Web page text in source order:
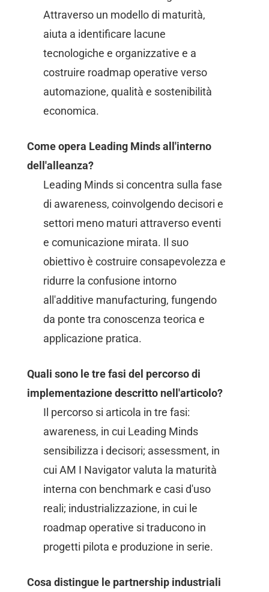
Attraverso un modello di maturità,
aiuta a identificare lacune
tecnologiche e organizzative e a
costruire roadmap operative verso
automazione, qualità e sostenibilità
economica.
Come opera Leading Minds all'interno
dell'alleanza?
Leading Minds si concentra sulla fase
di awareness, coinvolgendo decisori e
settori meno maturi attraverso eventi
e comunicazione mirata. Il suo
obiettivo è costruire consapevolezza e
ridurre la confusione intorno
all'additive manufacturing, fungendo
da ponte tra conoscenza teorica e
applicazione pratica.
Quali sono le tre fasi del percorso di
implementazione descritto nell'articolo?
Il percorso si articola in tre fasi:
awareness, in cui Leading Minds
sensibilizza i decisori; assessment, in
cui AM I Navigator valuta la maturità
interna con benchmark e casi d'uso
reali; industrializzazione, in cui le
roadmap operative si traducono in
progetti pilota e produzione in serie.
Cosa distingue le partnership industriali